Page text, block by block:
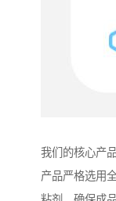
我们的核心产
产品严格选用